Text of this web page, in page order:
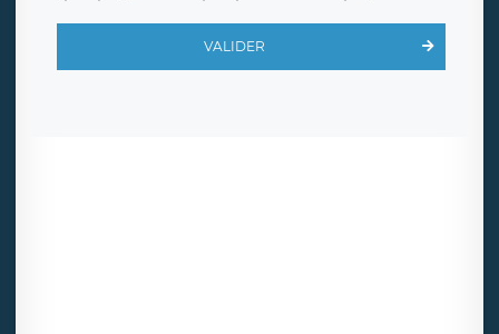
offrant desclauses de protection conformes au RGPD. Les
en sollicite la suppression, étant entendu que vous pouvez
demander la suppression de vos données et retirer votre
VALIDER